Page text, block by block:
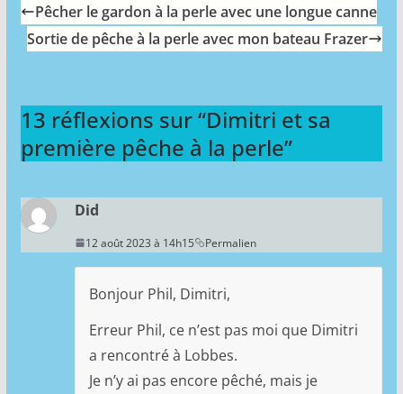
Pêcher le gardon à la perle avec une longue canne
Sortie de pêche à la perle avec mon bateau Frazer
13 réflexions sur “Dimitri et sa
première pêche à la perle”
Did
12 août 2023 à 14h15 Permalien
Bonjour Phil, Dimitri,
Erreur Phil, ce n’est pas moi que Dimitri
a rencontré à Lobbes.
Je n’y ai pas encore pêché, mais je